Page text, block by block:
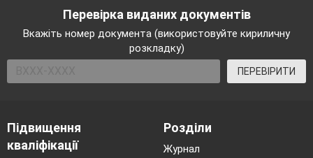
Перевірка виданих документів
Вкажіть номер документа (використовуйте кириличну
розкладку)
ПЕРЕВІРИТИ
Підвищення
кваліфікації
Розділи
Журнал